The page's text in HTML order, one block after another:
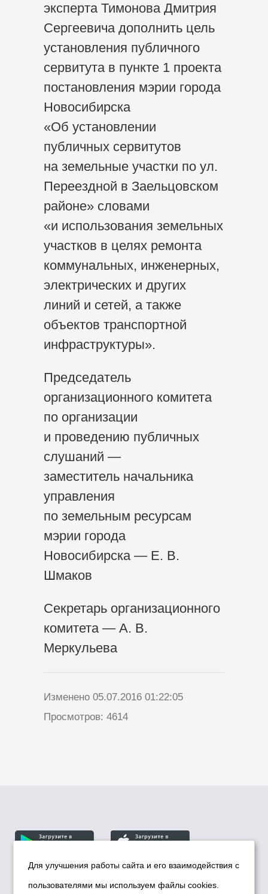
эксперта Тимонова Дмитрия
Сергеевича дополнить цель
установления публичного
сервитута в пункте 1 проекта
постановления мэрии города
Новосибирска
«Об установлении
публичных сервитутов
на земельные участки по ул.
Переездной в Заельцовском
районе» словами
«и использования земельных
участков в целях ремонта
коммунальных, инженерных,
электрических и других
линий и сетей, а также
объектов транспортной
инфраструктуры».
Председатель
организационного комитета
по организации
и проведению публичных
слушаний —
заместитель начальника
управления
по земельным ресурсам
мэрии города
Новосибирска — Е. В.
Шмаков
Секретарь организационного
комитета — А. В.
Меркульева
Изменено 05.07.2016 01:22:05
Просмотров: 4614
© Департамент информационной политики мэрии
Для улучшения работы сайта и его взаимодействия с
пользователями мы используем файлы cookies.